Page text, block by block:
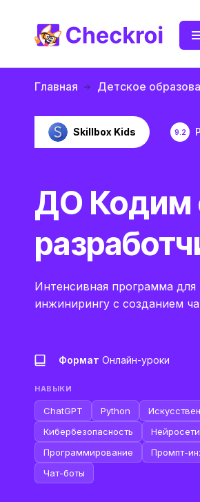
Главная Детское
Skillbox Kids 9.2
ДО Кодим
Интенсивная программа
инжинирингу с созданием
Формат Онлайн-уроки
НАВЫКИ
ChatGPT Python
Кибербезопасность
Нейросети
Программирование
Промпт-
Чат-боты